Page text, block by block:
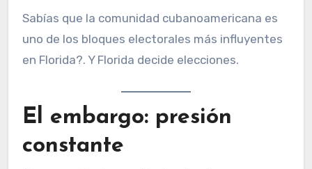
Sabías que la comunidad cubanoamericana es
uno de los bloques electorales más influyentes
en Florida?. Y Florida decide elecciones.
El embargo: presión
constante